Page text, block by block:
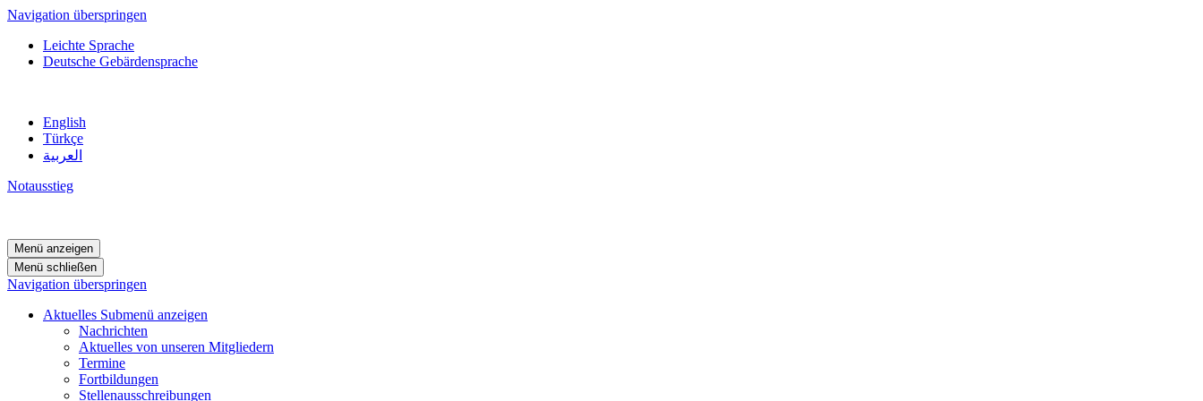
Navigation überspringen
Leichte Sprache
Deutsche Gebärdensprache
English
Türkçe
العربية
Notausstieg
Menü anzeigen
Menü schließen
Navigation überspringen
Aktuelles Submenü anzeigen
Nachrichten
Aktuelles von unseren Mitgliedern
Termine
Fortbildungen
Stellenausschreibungen